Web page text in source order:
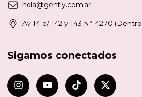
hola@gently.com.ar
Av 14 e/ 142 y 143 N° 4270
Sigamos conectados